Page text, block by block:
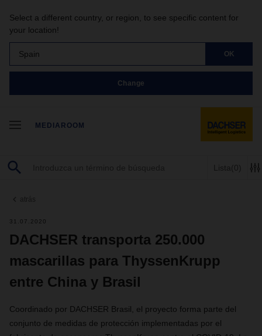
Select a different country, or region, to see specific content for
your location!
Spain OK
Change
MEDIAROOM
Lista (0)
atrás
31.07.2020
DACHSER transporta 250.000
mascarillas para ThyssenKrupp
entre China y Brasil
Coordinado por DACHSER Brasil, el proyecto forma parte del
conjunto de medidas de protección implementadas por el